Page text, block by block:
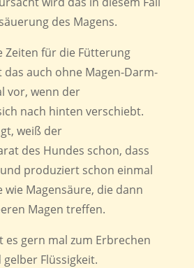
des Magens.
Zeiten für die Fütterung
auch ohne Magen-Darm-
vor, wenn der
nach hinten verschiebt.
weiß der
des Hundes schon, dass
produziert schon einmal
wie Magensäure, die dann
Magen treffen.
es gern mal zum Erbrechen
Flüssigkeit.